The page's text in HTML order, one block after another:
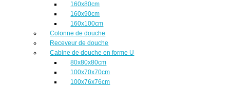
160x80cm
160x90cm
160x100cm
Colonne de douche
Receveur de douche
Cabine de douche en forme U
80x80x80cm
100x70x70cm
100x76x76cm